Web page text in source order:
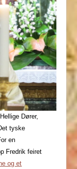
Dører,
tyske
en
Fredrik feiret
og et